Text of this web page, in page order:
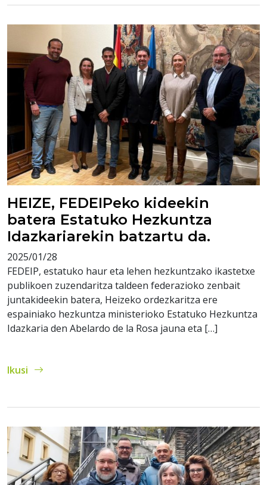
HEIZE, FEDEIPeko kideekin
batera Estatuko Hezkuntza
Idazkariarekin batzartu da.
2025/01/28
FEDEIP, estatuko haur eta lehen hezkuntzako ikastetxe
publikoen zuzendaritza taldeen federazioko zenbait
juntakideekin batera, Heizeko ordezkaritza ere
espainiako hezkuntza ministerioko Estatuko Hezkuntza
Idazkaria den Abelardo de la Rosa jauna eta […]
Ikusi